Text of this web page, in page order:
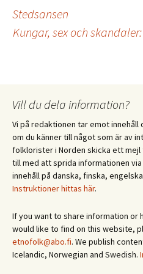
Stedsansen
Kungar, sex och
Vill du dela information?
Vi på redaktionen tar emot
om du känner till något som är av
folklorister i Norden skicka ett mejl
till med att sprida informationen
innehåll på danska, finska,
Instruktioner hittas här.
If you want to share information or
would like to find on this website,
etnofolk@abo.fi. We publish
Icelandic, Norwegian and Swedish.